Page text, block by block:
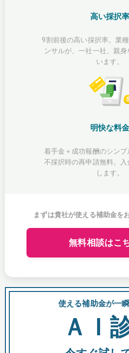
高い採択率
9割前後の高い採択率。業
ンサルが、一社一社、親
います。
明快な料金
着手金＋成功報酬のシンプ
不採択時の再申請無料。入
します。
まずは貴社が使える補助金を
無料相談はこ
使える補助金が一
ＡＩ